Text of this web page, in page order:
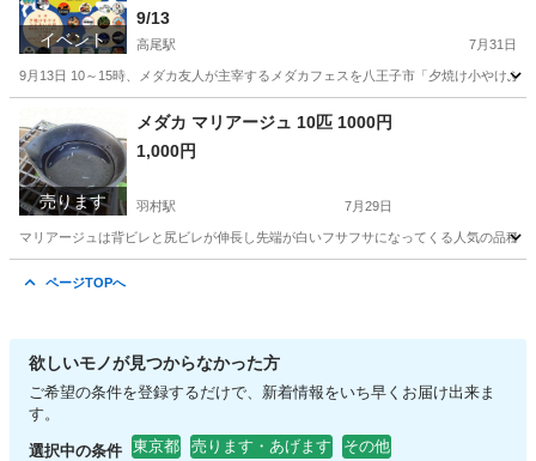
イベント
9/13
高尾駅 7月31日
9月13日 10～15時、メダカ友人が主宰するメダカフェスを八王子市「夕焼け小やけふ
高尾駅 フリーマーケット メダカ
売ります
メダカ マリアージュ 10匹 1000円
1,000円
羽村駅 7月29日
マリアージュは背ビレと尻ビレが伸長し先端が白いフサフサになってくる人気の品種
ページTOPへ
欲しいモノが見つからなかった方
ご希望の条件を登録するだけで、新着情報をいち早くお届け出来ま
す。
選択中の条件 東京都 売ります・あげます その他